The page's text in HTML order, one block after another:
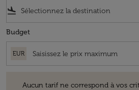
flight_land
Budget
EUR
Aucun tarif ne correspond à vos